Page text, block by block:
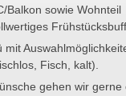
Balkon sowie Wohnteil
Fisch, kalt).
gehen wir